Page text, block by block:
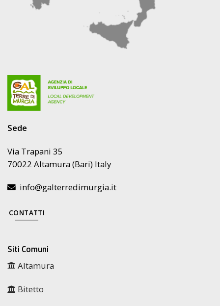
Sede
Via Trapani 35
70022 Altamura (Bari) Italy
info@galterredimurgia.it
CONTATTI
Siti Comuni
Altamura
Bitetto